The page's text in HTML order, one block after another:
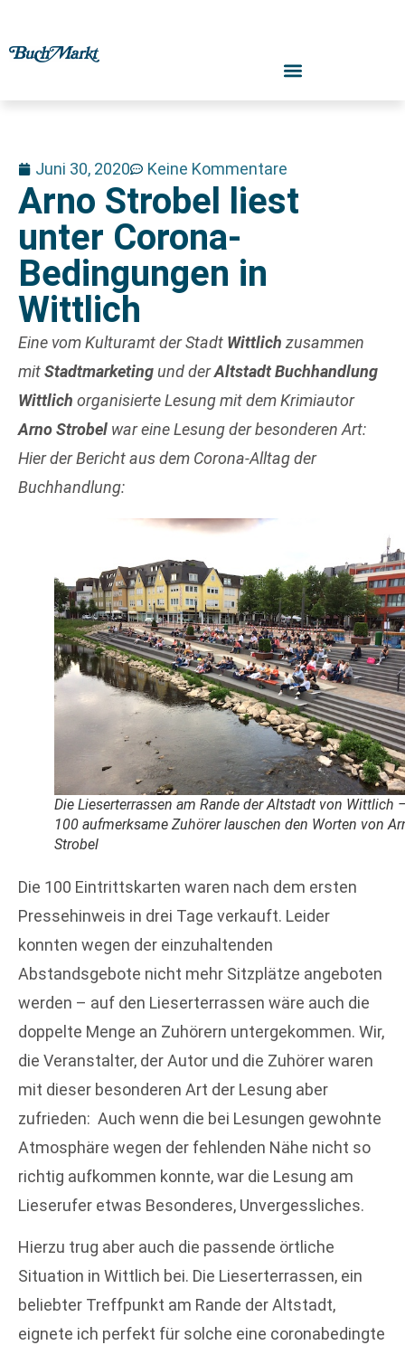
Juni 30, 2020 Keine Kommentare
Arno Strobel liest
unter Corona-
Bedingungen in
Wittlich
Eine vom Kulturamt der Stadt Wittlich zusammen
mitStadtmarketing und derAltstadt Buchhandlung
Wittlich organisierte Lesung mit dem Krimiautor
Arno Strobel war eine Lesung der besonderen Art:
Hier der Bericht aus dem Corona-Alltag der
Buchhandlung:
Die Lieserterrassen am Rande der Altstadt von Wittlich
100 aufmerksame Zuhörer lauschen den Worten von
Strobel
Die 100 Eintrittskarten waren nach dem ersten
Pressehinweis in drei Tage verkauft. Leider
konnten wegen der einzuhaltenden
Abstandsgebote nicht mehr Sitzplätze angeboten
werden – auf den Lieserterrassen wäre auch die
doppelte Menge an Zuhörern untergekommen. Wir,
die Veranstalter, der Autor und die Zuhörer waren
mit dieser besonderen Art der Lesung aber
zufrieden: Auch wenn die bei Lesungen gewohnte
Atmosphäre wegen der fehlenden Nähe nicht so
richtig aufkommen konnte, war die Lesung am
Lieserufer etwas Besonderes, Unvergessliches.
Hierzu trug aber auch die passende örtliche
Situation in Wittlich bei. Die Lieserterrassen, ein
beliebter Treffpunkt am Rande der Altstadt,
eignete ich perfekt für solche eine coronabedingte